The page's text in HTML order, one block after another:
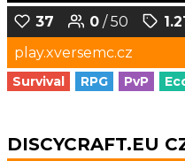
37 0 / 50
play.xversemc.cz
Survival RPG PvP
DISCYCRAFT.EU